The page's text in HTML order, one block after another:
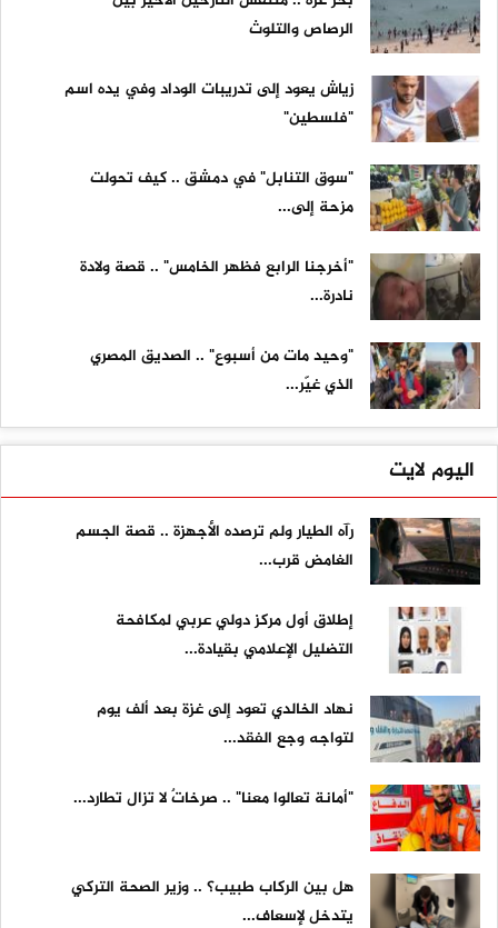
الرصاص والتلوث
زياش يعود إلى تدريبات الوداد وفي يده اسم
"فلسطين"
"سوق التنابل" في دمشق .. كيف تحولت
مزحة إلى...
"أخرجنا الرابع فظهر الخامس" .. قصة ولادة
نادرة...
"وحيد مات من أسبوع" .. الصديق المصري
الذي غيّر...
اليوم لايت
رآه الطيار ولم ترصده الأجهزة .. قصة الجسم
الغامض قرب...
إطلاق أول مركز دولي عربي لمكافحة
التضليل الإعلامي بقيادة...
نهاد الخالدي تعود إلى غزة بعد ألف يوم
لتواجه وجع الفقد...
"أمانة تعالوا معنا" .. صرخاتٌ لا تزال تطارد...
هل بين الركاب طبيب؟ .. وزير الصحة التركي
يتدخل لإسعاف...